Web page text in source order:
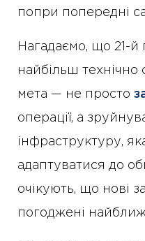
попри попередні
Нагадаємо, що 21-й
найбільш технічно
мета — не просто
операції, а
інфраструктуру,
адаптуватися до
очікують, що нові
погоджені